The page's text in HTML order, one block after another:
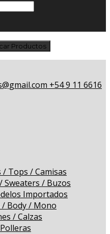
+54 9 11 6616
/ Tops / Camisas
Sweaters / Buzos
Importados
/ Body / Mono
/ Calzas